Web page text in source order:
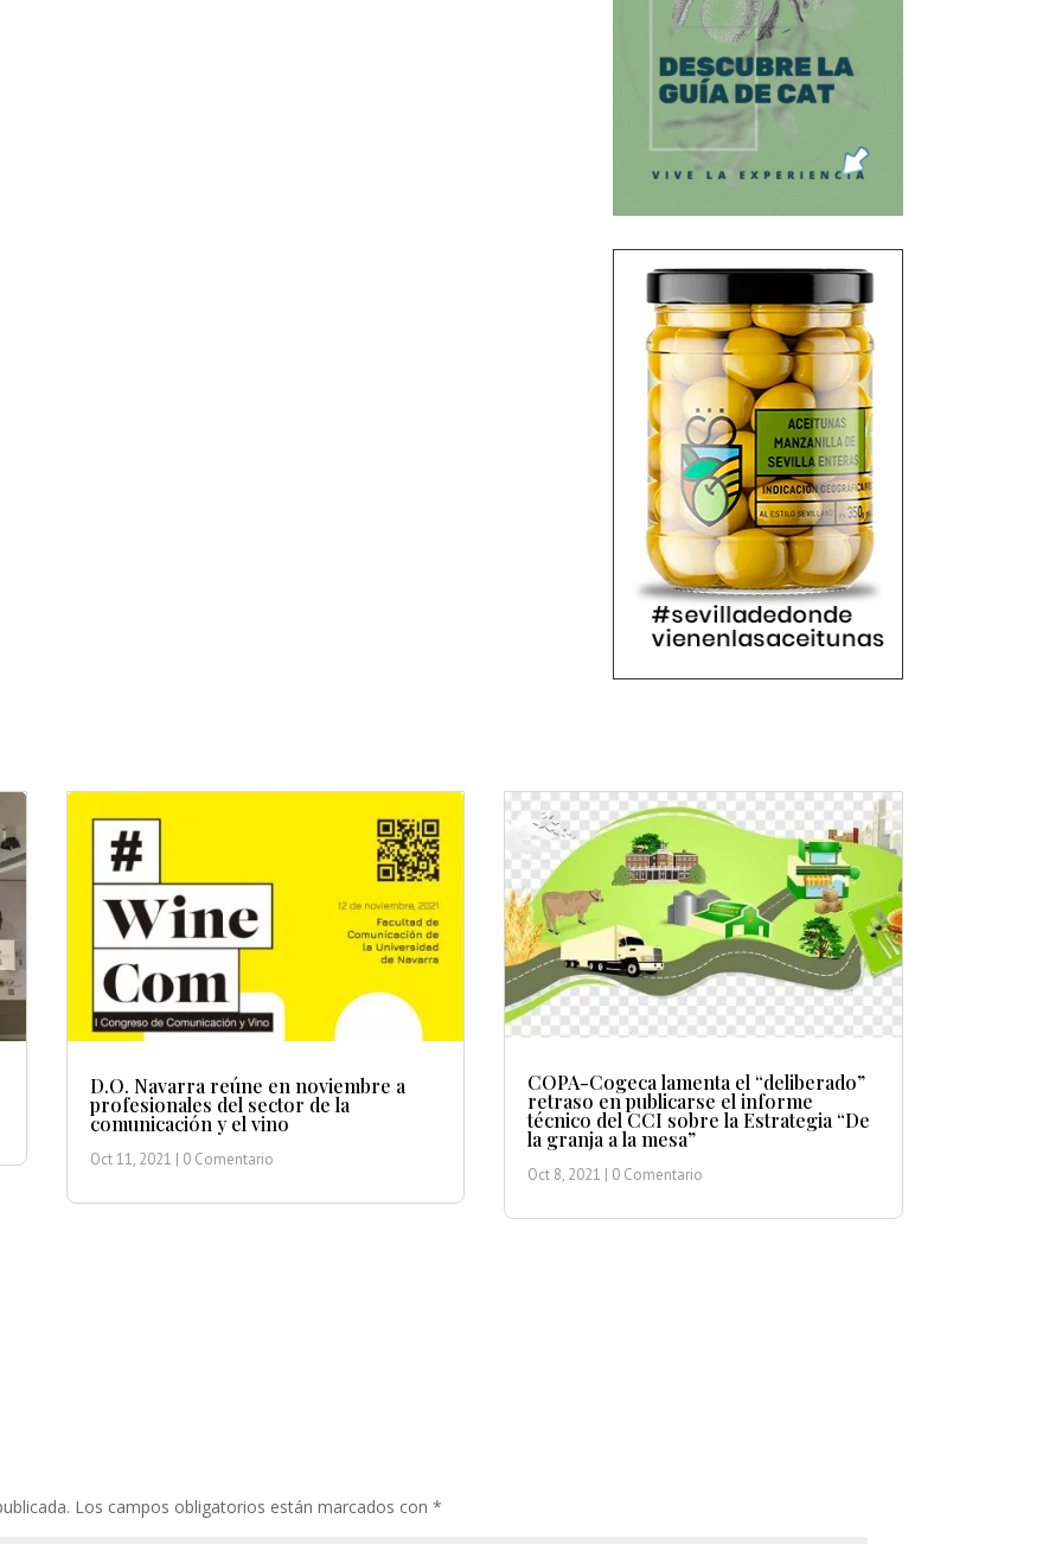
D.O. Navarra reúne en noviembre a
profesionales del sector de la
comunicación y el vino
Oct 11, 2021 | 0 Comentario
COPA-Cogeca lamenta el “deliberado”
retraso en publicarse el informe
técnico del CCI sobre la Estrategia “De
la granja a la mesa”
Oct 8, 2021 | 0 Comentario
Los campos obligatorios están marcados con*